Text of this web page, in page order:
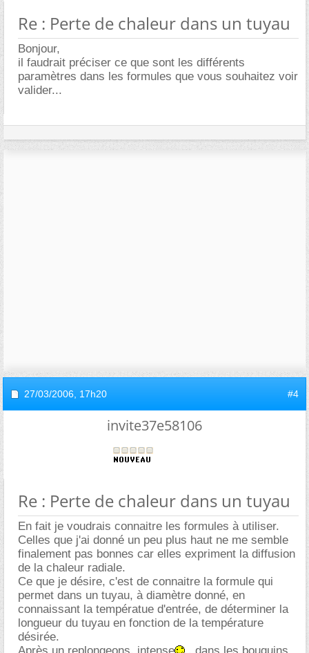
Re : Perte de chaleur dans un tuyau
Bonjour,
il faudrait préciser ce que sont les différents
paramètres dans les formules que vous souhaitez voir
valider...
27/03/2006, 17h20 #4
invite37e58106
Re : Perte de chaleur dans un tuyau
En fait je voudrais connaitre les formules à utiliser.
Celles que j'ai donné un peu plus haut ne me semble
finalement pas bonnes car elles expriment la diffusion
de la chaleur radiale.
Ce que je désire, c'est de connaitre la formule qui
permet dans un tuyau, à diamètre donné, en
connaissant la températue d'entrée, de déterminer la
longueur du tuyau en fonction de la température
désirée.